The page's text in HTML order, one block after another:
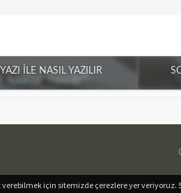
İLE NASIL YAZILIR
için sitemizde çerezlere yer veriyoruz.